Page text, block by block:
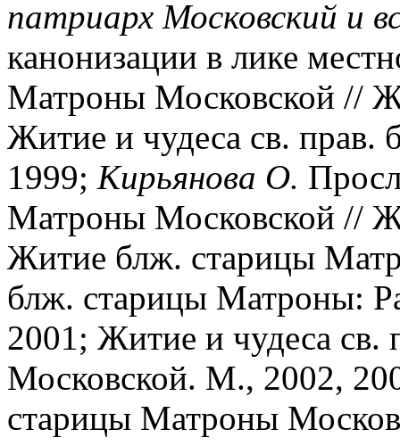
патриарх Московский и
канонизации в лике
Матроны Московской //
Житие и чудеса св.
1999; Кирьянова О.
Матроны Московской //
Житие блж. старицы
блж. старицы Матроны:
2001; Житие и чудеса
Московской. М., 2002,
старицы Матроны